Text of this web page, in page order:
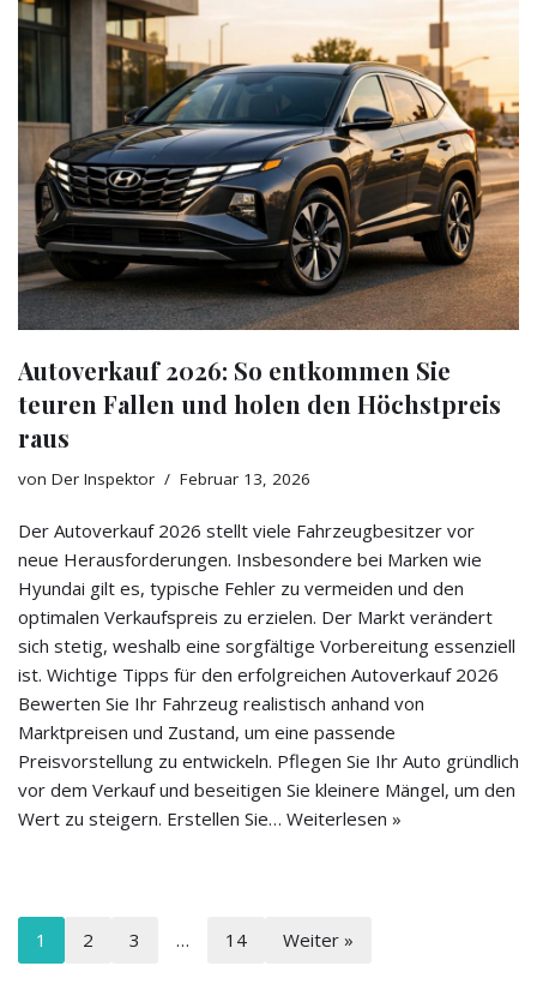
Autoverkauf 2026: So entkommen Sie
teuren Fallen und holen den Höchstpreis
raus
von Der Inspektor Februar 13, 2026
Der Autoverkauf 2026 stellt viele Fahrzeugbesitzer vor
neue Herausforderungen. Insbesondere bei Marken wie
Hyundai gilt es, typische Fehler zu vermeiden und den
optimalen Verkaufspreis zu erzielen. Der Markt verändert
sich stetig, weshalb eine sorgfältige Vorbereitung essenziell
ist. Wichtige Tipps für den erfolgreichen Autoverkauf 2026
Bewerten Sie Ihr Fahrzeug realistisch anhand von
Marktpreisen und Zustand, um eine passende
Preisvorstellung zu entwickeln. Pflegen Sie Ihr Auto gründlich
vor dem Verkauf und beseitigen Sie kleinere Mängel, um den
Wert zu steigern. Erstellen Sie… Weiterlesen »
1 2 3 … 14 Weiter »